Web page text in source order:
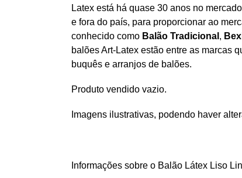
Latex está há quase 30 anos no
e fora do país, para proporcionar ao
conhecido como Balão Tradicional ,
balões Art-Latex estão entre as marcas
buquês e arranjos de balões.
Produto vendido vazio.
Imagens ilustrativas, podendo haver
Informações sobre o Balão Látex Liso